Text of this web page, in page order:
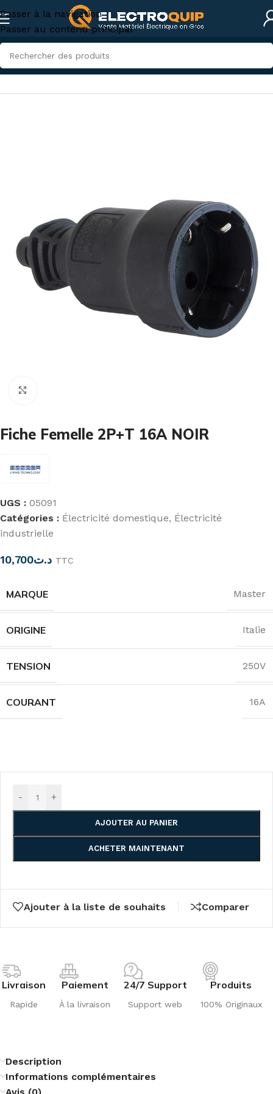
Passer à la navigation
Passer au contenu principal
Accueil/Électricité industrielle
Fiche Femelle 2P+T 16A NOIR
UGS : 05091
Catégories : Électricité domestique, Électricité
industrielle
د.ت10,700 TTC
MARQUE Master
ORIGINE Italie
TENSION 250V
COURANT 16A
- +
AJOUTER AU PANIER
ACHETER MAINTENANT
Ajouter à la liste de souhaits Comparer
Livraison
Rapide
Paiement
À la livraison
24/7 Support
Support web
Produits
100% Originaux
Description
Informations complémentaires